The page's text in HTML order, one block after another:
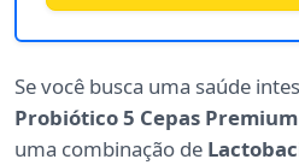
Se você busca uma saúde
Probiótico 5 Cepas Premium
uma combinação de